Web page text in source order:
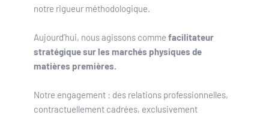
notre rigueur méthodologique.
Aujourd’hui, nous agissons comme facilitateur
stratégique sur les marchés physiques de
matières premières.
Notre engagement : des relations professionnelles,
contractuellement cadrées, exclusivement